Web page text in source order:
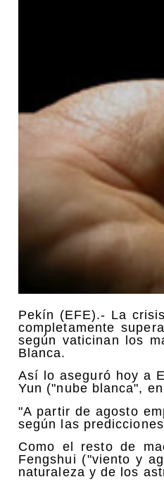
Pekín (EFE).- La
completamente
según vaticinan los
Blanca.
Así lo aseguró hoy a
Yun ("nube blanca",
"A partir de agosto
según las
Como el resto de
Fengshui ("viento y
naturaleza y de los